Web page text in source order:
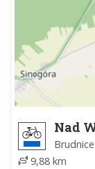
Nad
9,88 km